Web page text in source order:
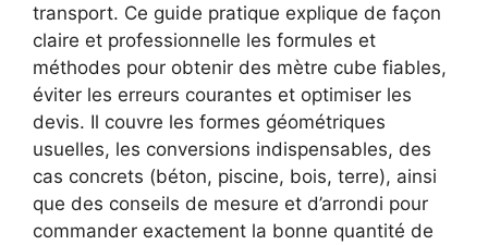
transport. Ce guide pratique explique de façon
claire et professionnelle les formules et
méthodes pour obtenir des mètre cube fiables,
éviter les erreurs courantes et optimiser les
devis. Il couvre les formes géométriques
usuelles, les conversions indispensables, des
cas concrets (béton, piscine, bois, terre), ainsi
que des conseils de mesure et d’arrondi pour
commander exactement la bonne quantité de